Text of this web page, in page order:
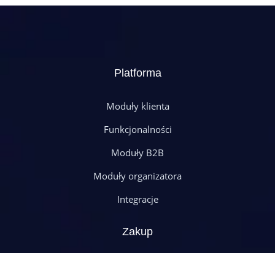
Platforma
Moduły klienta
Funkcjonalności
Moduły B2B
Moduły organizatora
Integracje
Zakup